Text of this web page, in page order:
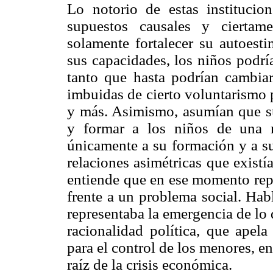
Lo notorio de estas
supuestos causales y
solamente fortalecer su
sus capacidades, los niños
tanto que hasta podrían
imbuidas de cierto voluntarismo
y más. Asimismo, asumían que
y formar a los niños de una
únicamente a su formación y a
relaciones asimétricas que
entiende que en ese momento
frente a un problema social.
representaba la emergencia de
racionalidad política, que
para el control de los menores,
raíz de la crisis económica.